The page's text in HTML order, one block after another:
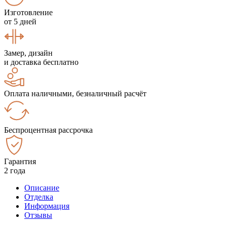
Изготовление
от 5 дней
Замер, дизайн
и доставка бесплатно
Оплата наличными, безналичный расчёт
Беспроцентная рассрочка
Гарантия
2 года
Описание
Отделка
Информация
Отзывы